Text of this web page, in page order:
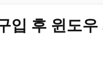
입 후 윈도